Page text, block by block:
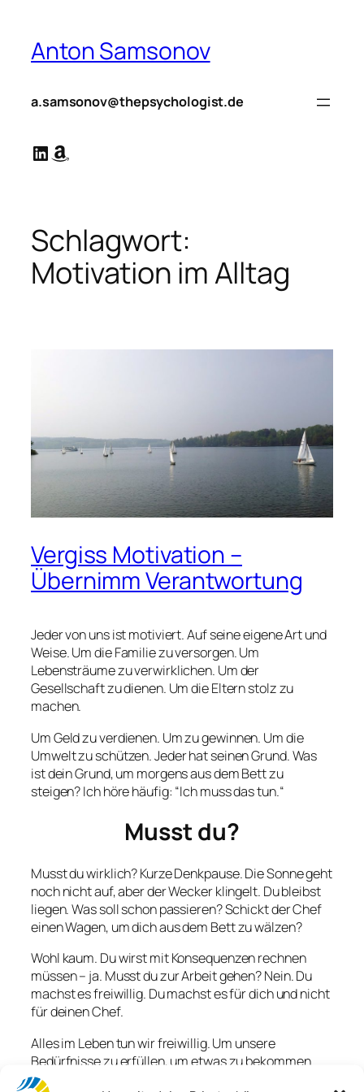
springen
Anton Samsonov
a.samsonov@thepsychologist.de
LinkedIn
Amazon
Schlagwort:
Motivation im Alltag
Vergiss Motivation –
Übernimm Verantwortung
Jeder von uns ist motiviert. Auf seine eigene Art und
Weise. Um die Familie zu versorgen. Um
Lebensträume zu verwirklichen. Um der
Gesellschaft zu dienen. Um die Eltern stolz zu
machen.
Um Geld zu verdienen. Um zu gewinnen. Um die
Umwelt zu schützen. Jeder hat seinen Grund. Was
ist dein Grund, um morgens aus dem Bett zu
steigen? Ich höre häufig: “Ich muss das tun.“
Musst du?
Musst du wirklich? Kurze Denkpause. Die Sonne geht
noch nicht auf, aber der Wecker klingelt. Du bleibst
liegen. Was soll schon passieren? Schickt der Chef
einen Wagen, um dich aus dem Bett zu wälzen?
Wohl kaum. Du wirst mit Konsequenzen rechnen
müssen – ja. Musst du zur Arbeit gehen? Nein. Du
machst es freiwillig. Du machst es für dich und nicht
für deinen Chef.
Alles im Leben tun wir freiwillig. Um unsere
Bedürfnisse zu erfüllen, um etwas zu bekommen
oder um etwas zu vermeiden. Doch wir haben